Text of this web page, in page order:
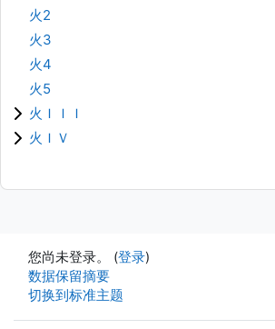
火2
火3
火4
火5
火ＩＩＩ
火ＩＶ
您尚未登录。 (登录)
‎数据保留摘要‎
切换到标准主题